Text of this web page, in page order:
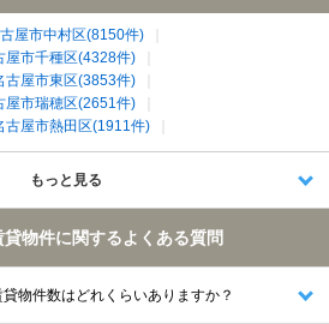
屋市中村区(8150件)
屋市千種区(4328件)
古屋市東区(3853件)
屋市瑞穂区(2651件)
古屋市熱田区(1911件)
古屋市南区(1877件)
名古屋市緑区(1462件)
市(262件)
もっと見る
物件に関するよくある質問
物件数はどれくらいありますか？